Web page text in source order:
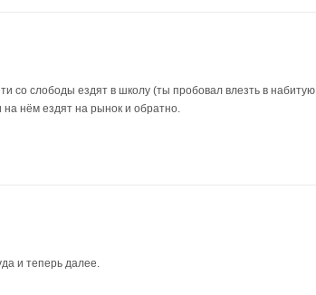
со слободы ездят в школу (ты пробовал влезть в набитую
нём ездят на рынок и обратно.
и теперь далее.